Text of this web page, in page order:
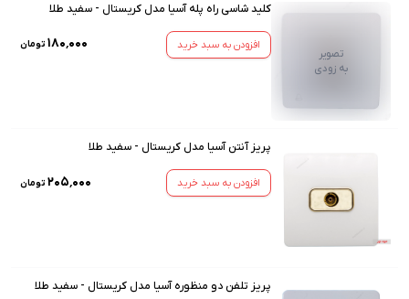
تصویر
به زودی
کلید شاسی راه پله آسیا مدل کریستال - سفید طلا
افزودن به سبد خرید ۱۸۰٬۰۰۰ تومان
پریز آنتن آسیا مدل کریستال - سفید طلا
افزودن به سبد خرید ۲۰۵٬۰۰۰ تومان
پریز تلفن دو منظوره آسیا مدل کریستال - سفید طلا